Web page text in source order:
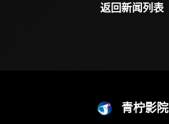
返回新闻列表
青柠影院